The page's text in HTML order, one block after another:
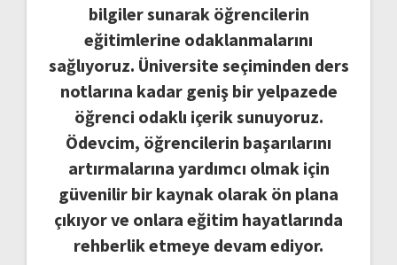
bilgiler sunarak öğrencilerin
eğitimlerine odaklanmalarını
sağlıyoruz. Üniversite seçiminden ders
notlarına kadar geniş bir yelpazede
öğrenci odaklı içerik sunuyoruz.
Ödevcim, öğrencilerin başarılarını
artırmalarına yardımcı olmak için
güvenilir bir kaynak olarak ön plana
çıkıyor ve onlara eğitim hayatlarında
rehberlik etmeye devam ediyor.